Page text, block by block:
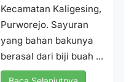
Kecamatan Kaligesing,
Purworejo. Sayuran
yang bahan bakunya
berasal dari biji buah ...